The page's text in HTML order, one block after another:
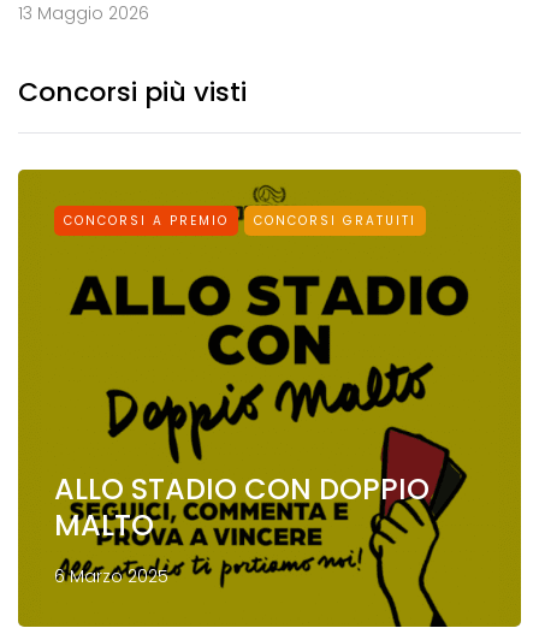
13 Maggio 2026
Concorsi più visti
CONCORSI A PREMIO CONCORSI GRATUITI
ALLO STADIO CON DOPPIO
MALTO
6 Marzo 2025